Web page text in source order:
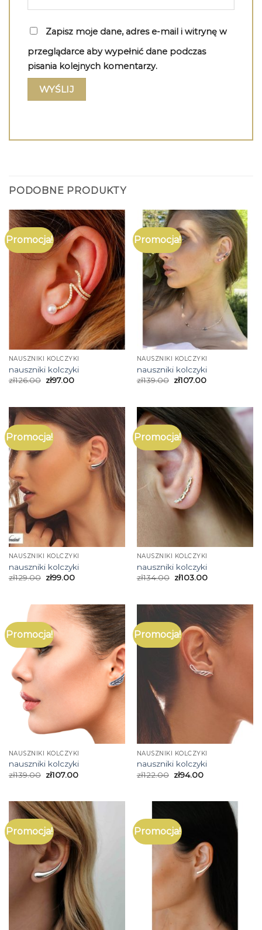
Zapisz moje dane, adres e-mail i witrynę w
przeglądarce aby wypełnić dane podczas
pisania kolejnych komentarzy.
PODOBNE PRODUKTY
Promocja!
NAUSZNIKI KOLCZYKI
nauszniki kolczyki
zł126.00 zł97.00
Promocja!
NAUSZNIKI KOLCZYKI
nauszniki kolczyki
zł139.00 zł107.00
Promocja!
NAUSZNIKI KOLCZYKI
nauszniki kolczyki
zł129.00 zł99.00
Promocja!
NAUSZNIKI KOLCZYKI
nauszniki kolczyki
zł134.00 zł103.00
Promocja!
NAUSZNIKI KOLCZYKI
nauszniki kolczyki
zł139.00 zł107.00
Promocja!
NAUSZNIKI KOLCZYKI
nauszniki kolczyki
zł122.00 zł94.00
Promocja! Promocja!